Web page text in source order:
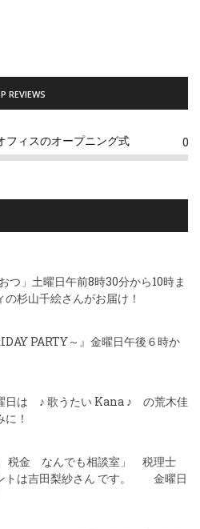
REVIEWS
フィスのオープニング式 0
つ」土曜日午前8時30分から10時ま
杉山千絵さんがお届け！
PARTY～』金曜日午後６時か
日は ♪ 歌うたい Kana ♪ の荒木佳
！
税金 なんでも相談室」 税理士
トは吉田梨紗さん です。 金曜日